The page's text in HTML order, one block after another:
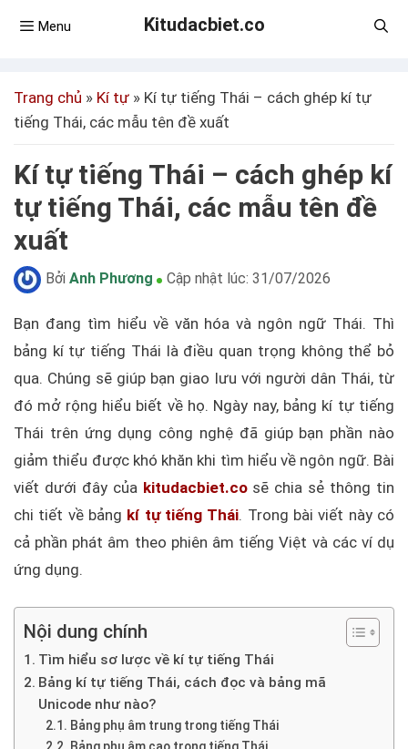
Kitudacbiet.co
Menu
Trang chủ » Kí tự » Kí tự tiếng Thái – cách ghép kí tự
tiếng Thái, các mẫu tên đề xuất
Kí tự tiếng Thái – cách ghép kí
tự tiếng Thái, các mẫu tên đề
xuất
Bởi Anh Phương Cập nhật lúc: 31/07/2026
Bạn đang tìm hiểu về văn hóa và ngôn ngữ Thái. Thì
bảng kí tự tiếng Thái là điều quan trọng không thể bỏ
qua. Chúng sẽ giúp bạn giao lưu với người dân Thái, từ
đó mở rộng hiểu biết về họ. Ngày nay, bảng kí tự tiếng
Thái trên ứng dụng công nghệ đã giúp bạn phần nào
giảm thiểu được khó khăn khi tìm hiểu về ngôn ngữ. Bài
viết dưới đây của kitudacbiet.co sẽ chia sẻ thông tin
chi tiết về bảng kí tự tiếng Thái. Trong bài viết này có
cả phần phát âm theo phiên âm tiếng Việt và các ví dụ
ứng dụng.
Nội dung chính
Tìm hiểu sơ lược về kí tự tiếng Thái
Bảng kí tự tiếng Thái, cách đọc và bảng mã
Unicode như nào?
Bảng phụ âm trung trong tiếng Thái
Bảng phụ âm cao trong tiếng Thái